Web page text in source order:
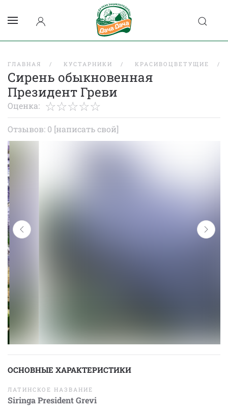
ГЛАВНАЯ КУСТАРНИКИ КРАСИВОЦВЕТУЩИЕ
Сирень обыкновенная
Президент Греви
Оценка:
Отзывов: 0 [написать свой]
ОСНОВНЫЕ ХАРАКТЕРИСТИКИ
ЛАТИНСКОЕ НАЗВАНИЕ
Siringa President Grevi